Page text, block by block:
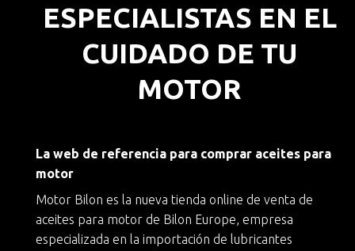
ESPECIALISTAS EN EL
CUIDADO DE TU
MOTOR
La web de referencia para comprar aceites para
motor
Motor Bilon es la nueva tienda online de venta de
aceites para motor de Bilon Europe, empresa
especializada en la importación de lubricantes